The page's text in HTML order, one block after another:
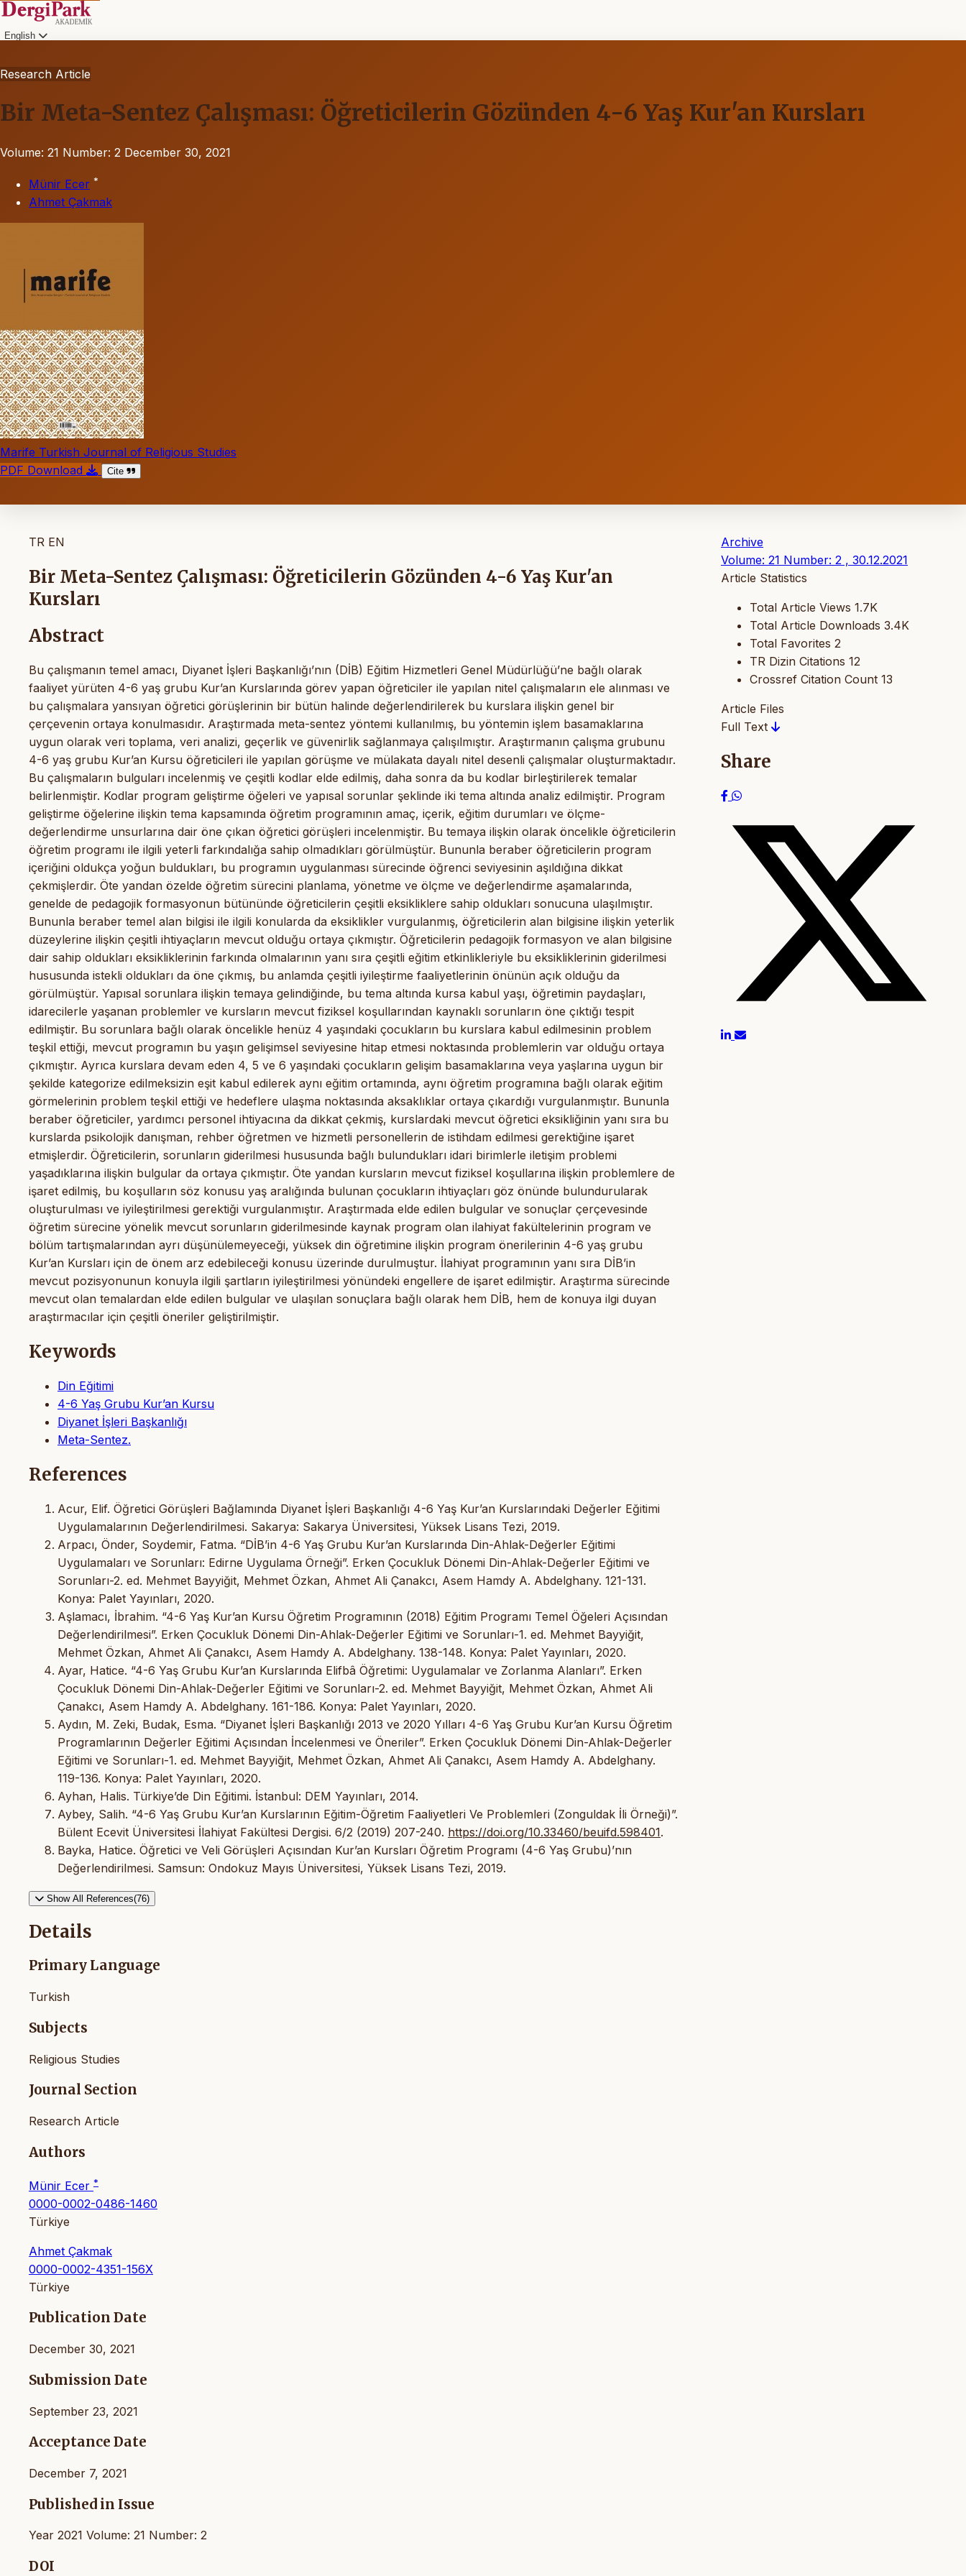
English
Research Article
Bir Meta-Sentez Çalışması: Öğreticilerin Gözünden 4-6 Yaş Kur'an Kursları
Volume: 21 Number: 2 December 30, 2021
Münir Ecer *
Ahmet Çakmak
Marife Turkish Journal of Religious Studies
PDF Download
Cite
TR EN
Bir Meta-Sentez Çalışması: Öğreticilerin Gözünden 4-6 Yaş Kur'an
Kursları
Abstract
Bu çalışmanın temel amacı, Diyanet İşleri Başkanlığı’nın (DİB) Eğitim Hizmetleri Genel Müdürlüğü’ne bağlı olarak
faaliyet yürüten 4-6 yaş grubu Kur’an Kurslarında görev yapan öğreticiler ile yapılan nitel çalışmaların ele alınması ve
bu çalışmalara yansıyan öğretici görüşlerinin bir bütün halinde değerlendirilerek bu kurslara ilişkin genel bir
çerçevenin ortaya konulmasıdır. Araştırmada meta-sentez yöntemi kullanılmış, bu yöntemin işlem basamaklarına
uygun olarak veri toplama, veri analizi, geçerlik ve güvenirlik sağlanmaya çalışılmıştır. Araştırmanın çalışma grubunu
4-6 yaş grubu Kur’an Kursu öğreticileri ile yapılan görüşme ve mülakata dayalı nitel desenli çalışmalar oluşturmaktadır.
Bu çalışmaların bulguları incelenmiş ve çeşitli kodlar elde edilmiş, daha sonra da bu kodlar birleştirilerek temalar
belirlenmiştir. Kodlar program geliştirme öğeleri ve yapısal sorunlar şeklinde iki tema altında analiz edilmiştir. Program
geliştirme öğelerine ilişkin tema kapsamında öğretim programının amaç, içerik, eğitim durumları ve ölçme-
değerlendirme unsurlarına dair öne çıkan öğretici görüşleri incelenmiştir. Bu temaya ilişkin olarak öncelikle öğreticilerin
öğretim programı ile ilgili yeterli farkındalığa sahip olmadıkları görülmüştür. Bununla beraber öğreticilerin program
içeriğini oldukça yoğun buldukları, bu programın uygulanması sürecinde öğrenci seviyesinin aşıldığına dikkat
çekmişlerdir. Öte yandan özelde öğretim sürecini planlama, yönetme ve ölçme ve değerlendirme aşamalarında,
genelde de pedagojik formasyonun bütününde öğreticilerin çeşitli eksikliklere sahip oldukları sonucuna ulaşılmıştır.
Bununla beraber temel alan bilgisi ile ilgili konularda da eksiklikler vurgulanmış, öğreticilerin alan bilgisine ilişkin yeterlik
düzeylerine ilişkin çeşitli ihtiyaçların mevcut olduğu ortaya çıkmıştır. Öğreticilerin pedagojik formasyon ve alan bilgisine
dair sahip oldukları eksikliklerinin farkında olmalarının yanı sıra çeşitli eğitim etkinlikleriyle bu eksikliklerinin giderilmesi
hususunda istekli oldukları da öne çıkmış, bu anlamda çeşitli iyileştirme faaliyetlerinin önünün açık olduğu da
görülmüştür. Yapısal sorunlara ilişkin temaya gelindiğinde, bu tema altında kursa kabul yaşı, öğretimin paydaşları,
idarecilerle yaşanan problemler ve kursların mevcut fiziksel koşullarından kaynaklı sorunların öne çıktığı tespit
edilmiştir. Bu sorunlara bağlı olarak öncelikle henüz 4 yaşındaki çocukların bu kurslara kabul edilmesinin problem
teşkil ettiği, mevcut programın bu yaşın gelişimsel seviyesine hitap etmesi noktasında problemlerin var olduğu ortaya
çıkmıştır. Ayrıca kurslara devam eden 4, 5 ve 6 yaşındaki çocukların gelişim basamaklarına veya yaşlarına uygun bir
şekilde kategorize edilmeksizin eşit kabul edilerek aynı eğitim ortamında, aynı öğretim programına bağlı olarak eğitim
görmelerinin problem teşkil ettiği ve hedeflere ulaşma noktasında aksaklıklar ortaya çıkardığı vurgulanmıştır. Bununla
beraber öğreticiler, yardımcı personel ihtiyacına da dikkat çekmiş, kurslardaki mevcut öğretici eksikliğinin yanı sıra bu
kurslarda psikolojik danışman, rehber öğretmen ve hizmetli personellerin de istihdam edilmesi gerektiğine işaret
etmişlerdir. Öğreticilerin, sorunların giderilmesi hususunda bağlı bulundukları idari birimlerle iletişim problemi
yaşadıklarına ilişkin bulgular da ortaya çıkmıştır. Öte yandan kursların mevcut fiziksel koşullarına ilişkin problemlere de
işaret edilmiş, bu koşulların söz konusu yaş aralığında bulunan çocukların ihtiyaçları göz önünde bulundurularak
oluşturulması ve iyileştirilmesi gerektiği vurgulanmıştır. Araştırmada elde edilen bulgular ve sonuçlar çerçevesinde
öğretim sürecine yönelik mevcut sorunların giderilmesinde kaynak program olan ilahiyat fakültelerinin program ve
bölüm tartışmalarından ayrı düşünülemeyeceği, yüksek din öğretimine ilişkin program önerilerinin 4-6 yaş grubu
Kur’an Kursları için de önem arz edebileceği konusu üzerinde durulmuştur. İlahiyat programının yanı sıra DİB’in
mevcut pozisyonunun konuyla ilgili şartların iyileştirilmesi yönündeki engellere de işaret edilmiştir. Araştırma sürecinde
mevcut olan temalardan elde edilen bulgular ve ulaşılan sonuçlara bağlı olarak hem DİB, hem de konuya ilgi duyan
araştırmacılar için çeşitli öneriler geliştirilmiştir.
Keywords
Din Eğitimi
4-6 Yaş Grubu Kur’an Kursu
Diyanet İşleri Başkanlığı
Meta-Sentez.
References
Acur, Elif. Öğretici Görüşleri Bağlamında Diyanet İşleri Başkanlığı 4-6 Yaş Kur’an Kurslarındaki Değerler Eğitimi
Uygulamalarının Değerlendirilmesi. Sakarya: Sakarya Üniversitesi, Yüksek Lisans Tezi, 2019.
Arpacı, Önder, Soydemir, Fatma. “DİB’in 4-6 Yaş Grubu Kur’an Kurslarında Din-Ahlak-Değerler Eğitimi
Uygulamaları ve Sorunları: Edirne Uygulama Örneği”. Erken Çocukluk Dönemi Din-Ahlak-Değerler Eğitimi ve
Sorunları-2. ed. Mehmet Bayyiğit, Mehmet Özkan, Ahmet Ali Çanakcı, Asem Hamdy A. Abdelghany. 121-131.
Konya: Palet Yayınları, 2020.
Aşlamacı, İbrahim. “4-6 Yaş Kur’an Kursu Öğretim Programının (2018) Eğitim Programı Temel Öğeleri Açısından
Değerlendirilmesi”. Erken Çocukluk Dönemi Din-Ahlak-Değerler Eğitimi ve Sorunları-1. ed. Mehmet Bayyiğit,
Mehmet Özkan, Ahmet Ali Çanakcı, Asem Hamdy A. Abdelghany. 138-148. Konya: Palet Yayınları, 2020.
Ayar, Hatice. “4-6 Yaş Grubu Kur’an Kurslarında Elifbâ Öğretimi: Uygulamalar ve Zorlanma Alanları”. Erken
Çocukluk Dönemi Din-Ahlak-Değerler Eğitimi ve Sorunları-2. ed. Mehmet Bayyiğit, Mehmet Özkan, Ahmet Ali
Çanakcı, Asem Hamdy A. Abdelghany. 161-186. Konya: Palet Yayınları, 2020.
Aydın, M. Zeki, Budak, Esma. “Diyanet İşleri Başkanlığı 2013 ve 2020 Yılları 4-6 Yaş Grubu Kur’an Kursu Öğretim
Programlarının Değerler Eğitimi Açısından İncelenmesi ve Öneriler”. Erken Çocukluk Dönemi Din-Ahlak-Değerler
Eğitimi ve Sorunları-1. ed. Mehmet Bayyiğit, Mehmet Özkan, Ahmet Ali Çanakcı, Asem Hamdy A. Abdelghany.
119-136. Konya: Palet Yayınları, 2020.
Ayhan, Halis. Türkiye’de Din Eğitimi. İstanbul: DEM Yayınları, 2014.
Aybey, Salih. “4-6 Yaş Grubu Kur’an Kurslarının Eğitim-Öğretim Faaliyetleri Ve Problemleri (Zonguldak İli Örneği)”.
Bülent Ecevit Üniversitesi İlahiyat Fakültesi Dergisi. 6/2 (2019) 207-240. https://doi.org/10.33460/beuifd.598401.
Bayka, Hatice. Öğretici ve Veli Görüşleri Açısından Kur’an Kursları Öğretim Programı (4-6 Yaş Grubu)’nın
Değerlendirilmesi. Samsun: Ondokuz Mayıs Üniversitesi, Yüksek Lisans Tezi, 2019.
Show All References(76)
Details
Primary Language
Turkish
Subjects
Religious Studies
Journal Section
Research Article
Authors
Münir Ecer *
0000-0002-0486-1460
Türkiye
Ahmet Çakmak
0000-0002-4351-156X
Türkiye
Publication Date
December 30, 2021
Submission Date
September 23, 2021
Acceptance Date
December 7, 2021
Published in Issue
Year 2021 Volume: 21 Number: 2
DOI
Archive
Volume: 21 Number: 2 , 30.12.2021
Article Statistics
Total Article Views 1.7K
Total Article Downloads 3.4K
Total Favorites 2
TR Dizin Citations 12
Crossref Citation Count 13
Article Files
Full Text
Share